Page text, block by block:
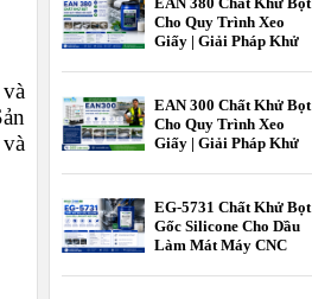
Cho Quy Trình Xeo
Giấy | Giải Pháp Khử
Giấy | Ecoone Chem
EAN 300 Chất Khử Bọt
Cho Quy Trình Xeo
Giấy | Giải Pháp Khử
EG-5731 Chất Khử Bọt
Gốc Silicone Cho Dầu
Làm Mát Máy CNC